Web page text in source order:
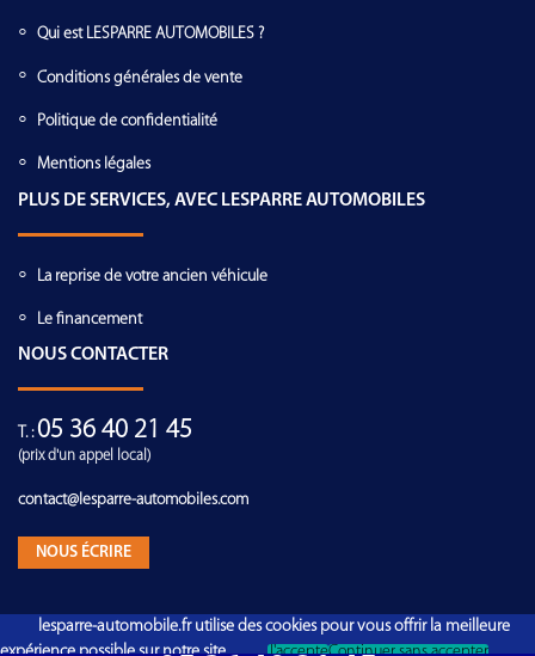
Qui est LESPARRE AUTOMOBILES ?
Conditions générales de vente
Politique de confidentialité
Mentions légales
PLUS DE SERVICES, AVEC LESPARRE AUTOMOBILES
La reprise de votre ancien véhicule
Le financement
NOUS CONTACTER
T. :05 36 40 21 45
(prix d'un appel local)
contact@lesparre-automobiles.com
NOUS ÉCRIRE
lesparre-automobile.fr utilise des cookies pour vous offrir la meilleure
expérience possible sur notre site.
J'accepteContinuer sans accepter